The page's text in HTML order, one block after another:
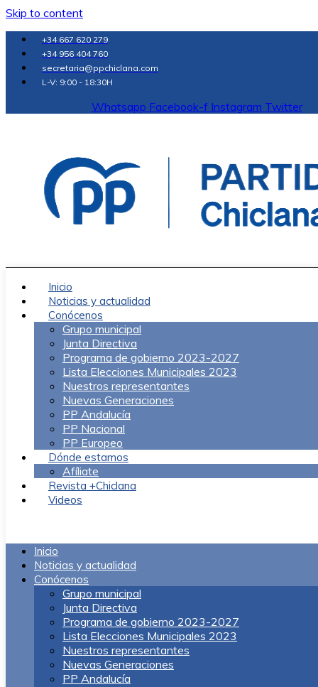
Skip to content
+34 667 620 279
+34 956 404 760
secretaria@ppchiclana.com
L-V: 9:00 - 18:30H
Whatsapp Facebook-f Instagram Twitter
Inicio
Noticias y actualidad
Conócenos
Grupo municipal
Junta Directiva
Programa de gobierno 2023-2027
Lista Elecciones Municipales 2023
Nuestros representantes
Nuevas Generaciones
PP Andalucía
PP Nacional
PP Europeo
Dónde estamos
Afíliate
Revista +Chiclana
Videos
Inicio
Noticias y actualidad
Conócenos
Grupo municipal
Junta Directiva
Programa de gobierno 2023-2027
Lista Elecciones Municipales 2023
Nuestros representantes
Nuevas Generaciones
PP Andalucía